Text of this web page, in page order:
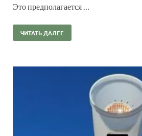
Это предполагается …
ЧИТАТЬ ДАЛЕЕ